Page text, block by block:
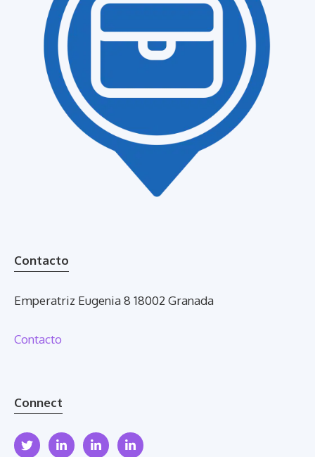
Contacto
Emperatriz Eugenia 8 18002 Granada
Contacto
Connect